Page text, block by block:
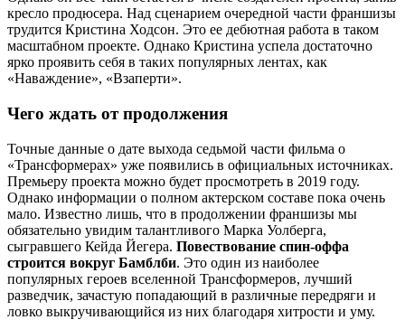
кресло продюсера. Над сценарием очередной части франшизы
трудится Кристина Ходсон. Это ее дебютная работа в таком
масштабном проекте. Однако Кристина успела достаточно
ярко проявить себя в таких популярных лентах, как
«Наваждение», «Взаперти».
Чего ждать от продолжения
Точные данные о дате выхода седьмой части фильма о
«Трансформерах» уже появились в официальных источниках.
Премьеру проекта можно будет просмотреть в 2019 году.
Однако информации о полном актерском составе пока очень
мало. Известно лишь, что в продолжении франшизы мы
обязательно увидим талантливого Марка Уолберга,
сыгравшего Кейда Йегера. Повествование спин-оффа
строится вокруг Бамблби. Это один из наиболее
популярных героев вселенной Трансформеров, лучший
разведчик, зачастую попадающий в различные передряги и
ловко выкручивающийся из них благодаря хитрости и уму.